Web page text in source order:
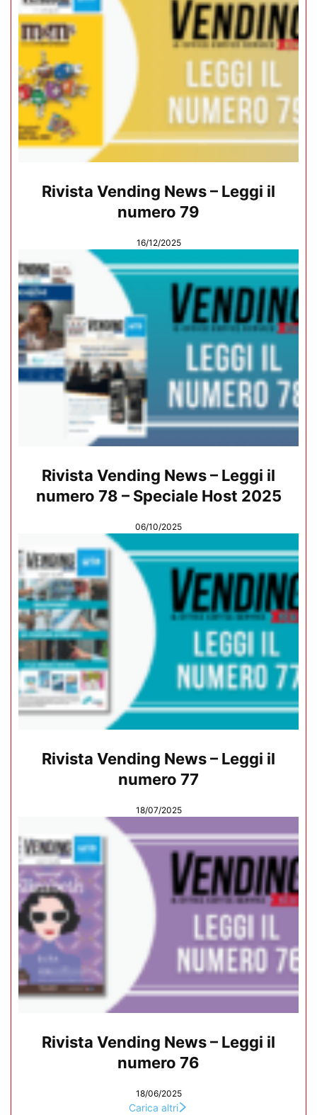
Rivista Vending News – Leggi il
numero 79
16/12/2025
Rivista Vending News – Leggi il
numero 78 – Speciale Host 2025
06/10/2025
Rivista Vending News – Leggi il
numero 77
18/07/2025
Rivista Vending News – Leggi il
numero 76
18/06/2025
Carica altri